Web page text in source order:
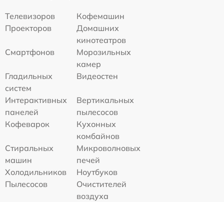
Телевизоров
Кофемашин
Проекторов
Домашних
кинотеатров
Смартфонов
Морозильных
камер
Гладильных
систем
Видеостен
Интерактивных
панелей
Вертикальных
пылесосов
Кофеварок
Кухонных
комбайнов
Стиральных
машин
Микроволновых
печей
Холодильников
Ноутбуков
Пылесосов
Очистителей
воздуха